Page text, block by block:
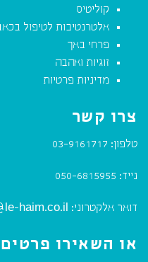
קוליטיס
אלטרנטיבות לטיפול
פרחי באך
זוגיות ואהבה
מדיניות פרטיות
צרו קשר
טלפון: 03-9161717
נייד: 050-6815955
דואר אלקטרוני: haim.co.il
או השאירו